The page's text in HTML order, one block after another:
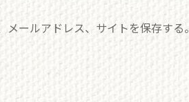
ールアドレス、サイトを保存する。